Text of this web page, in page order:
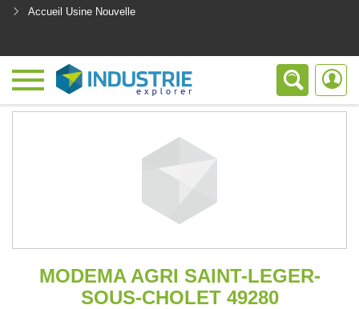
Accueil Usine Nouvelle
MODEMA AGRI SAINT-LEGER-
SOUS-CHOLET 49280